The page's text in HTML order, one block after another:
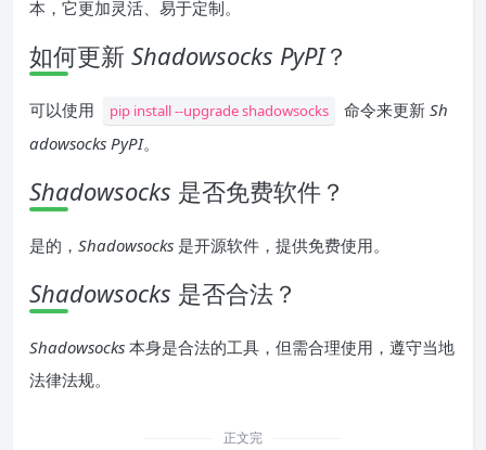
本，它更加灵活、易于定制。
如何更新 Shadowsocks PyPI？
可以使用 pip install --upgrade shadowsocks 命令来更新 Sh
adowsocks PyPI。
Shadowsocks 是否免费软件？
是的， Shadowsocks 是开源软件，提供免费使用。
Shadowsocks 是否合法？
Shadowsocks 本身是合法的工具，但需合理使用，遵守当地
法律法规。
正文完